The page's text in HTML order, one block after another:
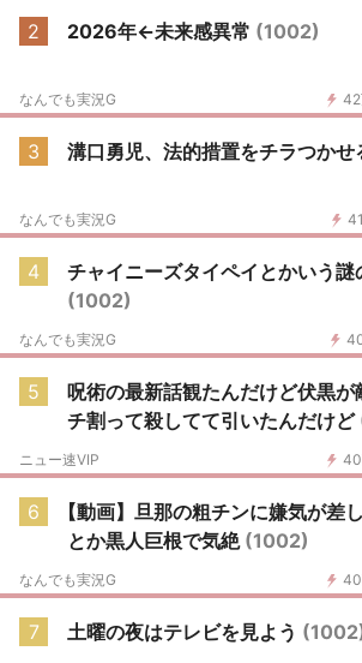
2 2026年←未来感異常 (1002)
なんでも実況G
3 溝口勇児、法的措置をチラつかせ
なんでも実況G
4
チャイニーズタイペイとかいう謎
(1002)
なんでも実況G
5
呪術の最新話観たんだけど伏黒が
チ割って殺してて引いたんだけど
ニュー速VIP
6
【動画】旦那の粗チンに嫌気が差
とか黒人巨根で気絶 (1002)
なんでも実況G
7 土曜の夜はテレビを見よう